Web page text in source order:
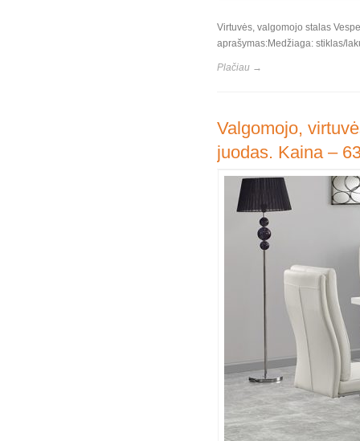
Virtuvės, valgomojo stalas
aprašymas:Medžiaga: stiklas/
Plačiau →
Valgomojo,
juodas. Kaina –